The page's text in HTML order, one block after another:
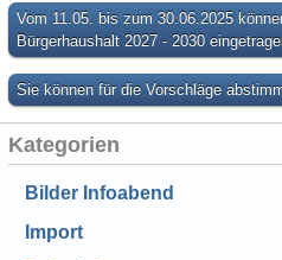
Vom 11.05. bis zum 30.06.2025
Bürgerhaushalt 2027 - 2030
Sie können für die Vorschläge
Kategorien
Bilder Infoabend
Import